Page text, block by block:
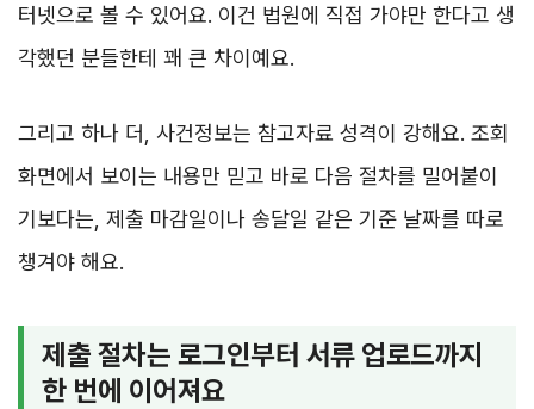
터넷으로 볼 수 있어요. 이건 법원에 직접 가야만 한다고 생
각했던 분들한테 꽤 큰 차이예요.
그리고 하나 더, 사건정보는 참고자료 성격이 강해요. 조회
화면에서 보이는 내용만 믿고 바로 다음 절차를 밀어붙이
기보다는, 제출 마감일이나 송달일 같은 기준 날짜를 따로
챙겨야 해요.
제출 절차는 로그인부터 서류 업로드까지
한 번에 이어져요